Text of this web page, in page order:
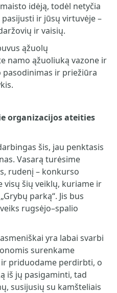
idėją, todėl netyčia
pasijusti ir jūsų virtuvėje –
ir vaisių.
ąžuolų
namo ąžuoliuką vazone ir
pasodinimas ir priežiūra
organizacijos ateities
šis, jau penktasis
Vasarą turėsime
rudenį – konkurso
visų šių veiklų, kuriame ir
parką“. Jis bus
rugsėjo–spalio
yra labai svarbi
surenkame
priduodame perdirbti, o
iš jų pasigaminti, tad
susijusių su kamšteliais